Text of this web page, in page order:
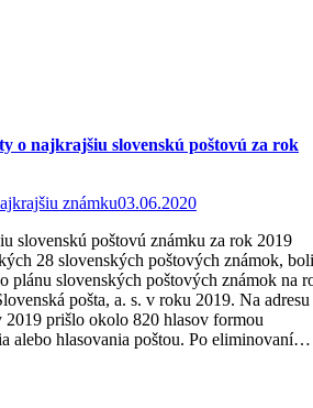
o najkrajšiu slovenskú poštovú za rok
známku03.06.2020
slovenskú poštovú známku za rok 2019
28 slovenských poštových známok, boli
plánu slovenských poštových známok na
pošta, a. s. v roku 2019. Na adresu
prišlo okolo 820 hlasov formou
alebo hlasovania poštou. Po eliminovaní…